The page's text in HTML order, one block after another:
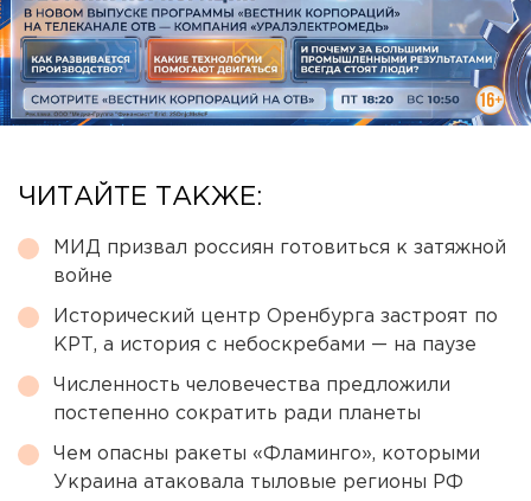
ЧИТАЙТЕ ТАКЖЕ:
МИД призвал россиян готовиться к затяжной
войне
Исторический центр Оренбурга застроят по
КРТ, а история с небоскребами — на паузе
Численность человечества предложили
постепенно сократить ради планеты
Чем опасны ракеты «Фламинго», которыми
Украина атаковала тыловые регионы РФ